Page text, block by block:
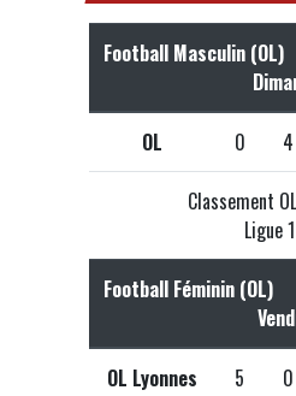
Football Masculin (OL)
OL 0 4
Classement
Ligue 1
Football Féminin (OL)
OL Lyonnes 5 0